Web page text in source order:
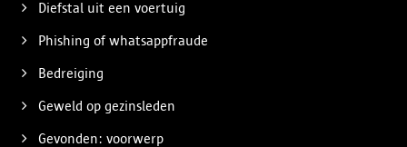
Diefstal uit een voertuig
Phishing of whatsappfraude
Bedreiging
Geweld op gezinsleden
Gevonden: voorwerp